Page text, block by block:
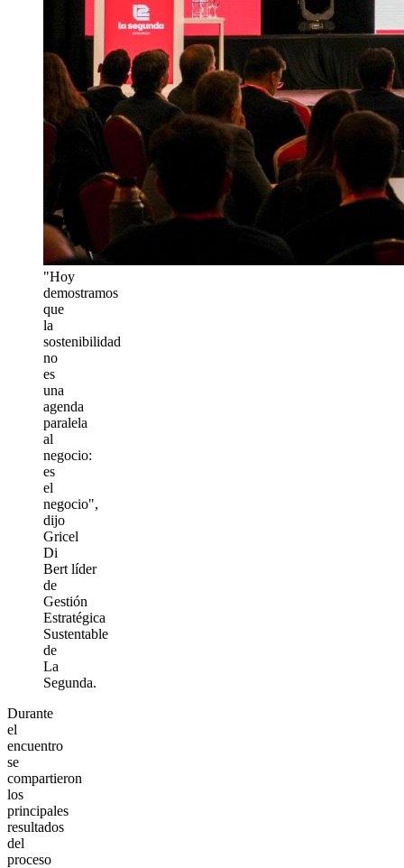
"Hoy
demostramos
que
la
sostenibilidad
no
es
una
agenda
paralela
al
negocio:
es
el
negocio",
dijo
Gricel
Di
Bert líder
de
Gestión
Estratégica
Sustentable
de
La
Segunda.
Durante
el
encuentro
se
compartieron
los
principales
resultados
del
proceso